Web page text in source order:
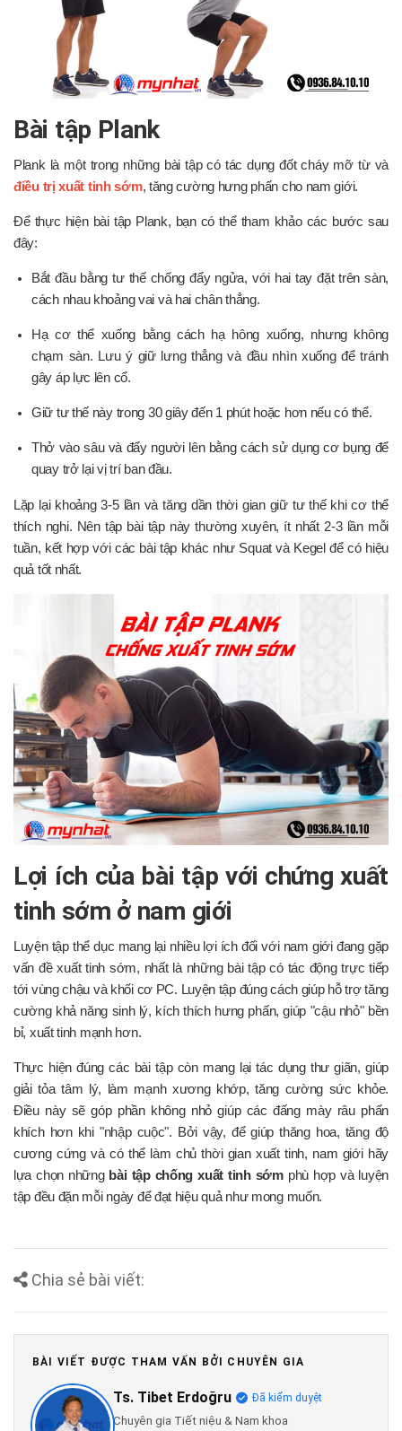
Bài tập Plank
Plank là một trong những bài tập có tác dụng đốt cháy mỡ từ và
điều trị xuất tinh sớm, tăng cường hưng phấn cho nam giới.
Để thực hiện bài tập Plank, bạn có thể tham khảo các bước sau
đây:
Bắt đầu bằng tư thế chống đẩy ngửa, với hai tay đặt trên sàn,
cách nhau khoảng vai và hai chân thẳng.
Hạ cơ thể xuống bằng cách hạ hông xuống, nhưng không
chạm sàn. Lưu ý giữ lưng thẳng và đầu nhìn xuống để tránh
gây áp lực lên cổ.
Giữ tư thế này trong 30 giây đến 1 phút hoặc hơn nếu có thể.
Thở vào sâu và đẩy người lên bằng cách sử dụng cơ bụng để
quay trở lại vị trí ban đầu.
Lặp lại khoảng 3-5 lần và tăng dần thời gian giữ tư thế khi cơ thể
thích nghi. Nên tập bài tập này thường xuyên, ít nhất 2-3 lần mỗi
tuần, kết hợp với các bài tập khác như Squat và Kegel để có hiệu
quả tốt nhất.
Lợi ích của bài tập với chứng xuất
tinh sớm ở nam giới
Luyện tập thể dục mang lại nhiều lợi ích đối với nam giới đang gặp
vấn đề xuất tinh sớm, nhất là những bài tập có tác động trực tiếp
tới vùng chậu và khối cơ PC. Luyện tập đúng cách giúp hỗ trợ tăng
cường khả năng sinh lý, kích thích hưng phấn, giúp "cậu nhỏ" bền
bỉ, xuất tinh mạnh hơn.
Thực hiện đúng các bài tập còn mang lại tác dụng thư giãn, giúp
giải tỏa tâm lý, làm mạnh xương khớp, tăng cường sức khỏe.
Điều này sẽ góp phần không nhỏ giúp các đấng mày râu phấn
khích hơn khi "nhập cuộc". Bởi vậy, để giúp thăng hoa, tăng độ
cương cứng và có thể làm chủ thời gian xuất tinh, nam giới hãy
lựa chọn những bài tập chống xuất tinh sớmphù hợp và luyện
tập đều đặn mỗi ngày để đạt hiệu quả như mong muốn.
Chia sẻ bài viết:
BÀI VIẾT ĐƯỢC THAM VẤN BỞI CHUYÊN GIA
Ts. Tibet Erdoğru Đã kiểm duyệt
Chuyên gia Tiết niệu & Nam khoa